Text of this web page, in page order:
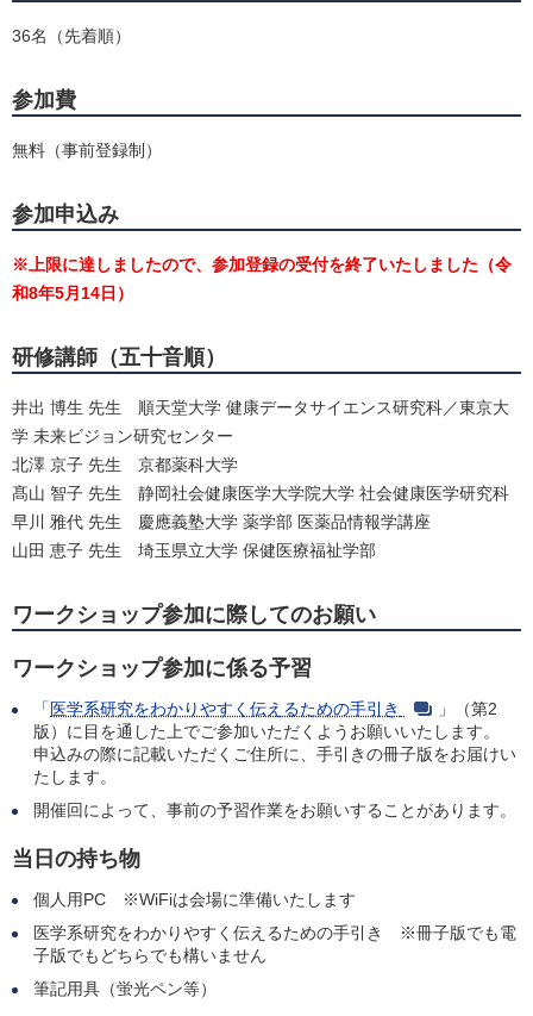
36名（先着順）
参加費
無料（事前登録制）
参加申込み
※上限に達しましたので、参加登録の受付を終了いたしました（令
和8年5月14日）
研修講師（五十音順）
井出 博生 先生 順天堂大学 健康データサイエンス研究科／東京大
学 未来ビジョン研究センター
北澤 京子 先生 京都薬科大学
髙山 智子 先生 静岡社会健康医学大学院大学 社会健康医学研究科
早川 雅代 先生 慶應義塾大学 薬学部 医薬品情報学講座
山田 恵子 先生 埼玉県立大学 保健医療福祉学部
ワークショップ参加に際してのお願い
ワークショップ参加に係る予習
「 医学系研究をわかりやすく伝えるための手引き
」（第2
版）に目を通した上でご参加いただくようお願いいたします。
申込みの際に記載いただくご住所に、手引きの冊子版をお届けい
たします。
開催回によって、事前の予習作業をお願いすることがあります。
当日の持ち物
個人用PC ※WiFiは会場に準備いたします
医学系研究をわかりやすく伝えるための手引き ※冊子版でも電
子版でもどちらでも構いません
筆記用具（蛍光ペン等）